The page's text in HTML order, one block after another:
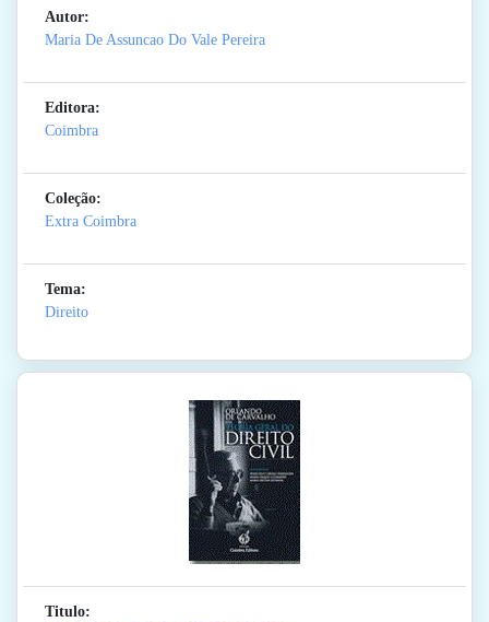
Autor:
Maria De Assuncao Do Vale Pereira
Editora:
Coimbra
Coleção:
Extra Coimbra
Tema:
Direito
Titulo: